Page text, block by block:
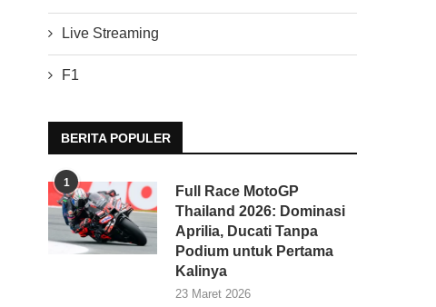
Live Streaming
F1
BERITA POPULER
1
Full Race MotoGP
Thailand 2026: Dominasi
Aprilia, Ducati Tanpa
Podium untuk Pertama
Kalinya
23 Maret 2026